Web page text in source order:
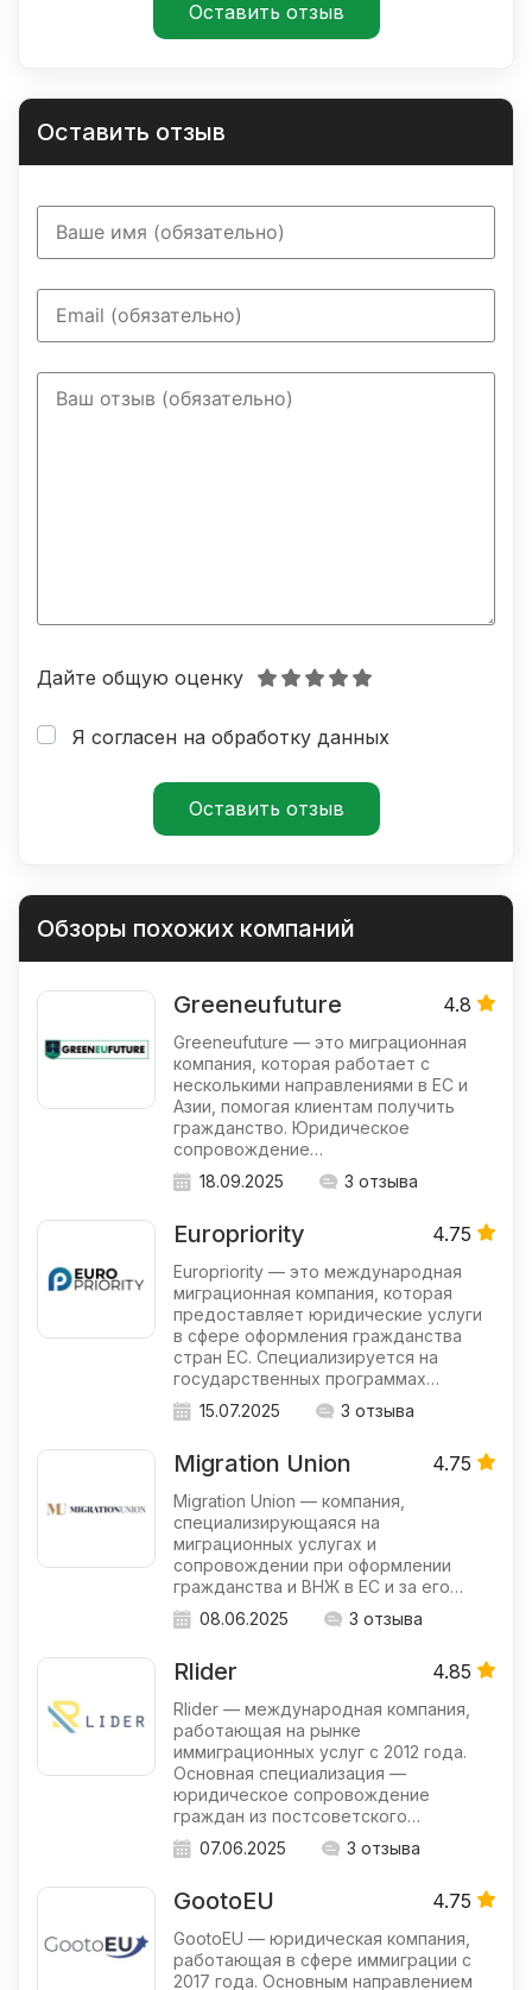
Оставить отзыв
Оставить отзыв
Я согласен на обработку данных
Дайте общую оценку
Обзоры похожих компаний
Greeneufuture 4.8
Greeneufuture — это миграционная
компания, которая работает с
несколькими направлениями в ЕС и
Азии, помогая клиентам получить
гражданство. Юридическое
сопровождение…
18.09.2025
3 отзыва
Europriority 4.75
Europriority — это международная
миграционная компания, которая
предоставляет юридические услуги
в сфере оформления гражданства
стран ЕС. Специализируется на
государственных программах…
15.07.2025
3 отзыва
Migration Union 4.75
Migration Union — компания,
специализирующаяся на
миграционных услугах и
сопровождении при оформлении
гражданства и ВНЖ в ЕС и за его…
08.06.2025
3 отзыва
Rlider 4.85
Rlider — международная компания,
работающая на рынке
иммиграционных услуг с 2012 года.
Основная специализация —
юридическое сопровождение
граждан из постсоветского…
07.06.2025
3 отзыва
GootoEU 4.75
GootoEU — юридическая компания,
работающая в сфере иммиграции с
2017 года. Основным направлением